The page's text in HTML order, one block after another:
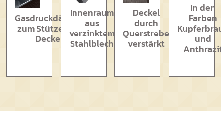
Gasdruckdämpfer
zum Stützen des
Deckels
Innenraum
aus
verzinktem
Stahlblech
Deckel
durch
Querstrebe
verstärkt
In den
Farben
und